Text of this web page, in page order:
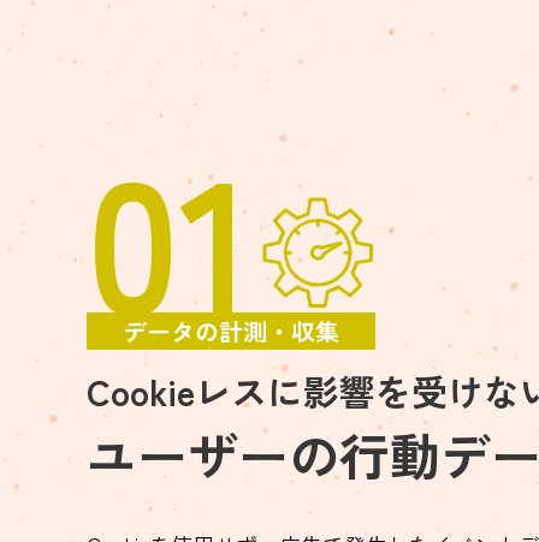
01
データの計測・収集
Cookieレスに影響を受けな
ユーザーの行動デ